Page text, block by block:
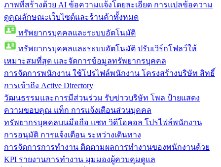
ภาพที่สร้างด้วย AI ข้อความแจ้งโดยละเอียด การแปลข้อความ
ดูคุณลักษณะเว็บไซต์และร้านค้าทั้งหมด
ทรัพยากรบุคคลและระบบอัตโนมัติ
ทรัพยากรบุคคลและระบบอัตโนมัติ ปรับเวิร์กโฟลว์ให้
เหมาะสมที่สุด และจัดการข้อมูลทรัพยากรบุคคล
การจัดการพนักงาน ใช้โปรไฟล์พนักงาน โครงสร้างบริษัท สิทธิ์
การเข้าถึง Active Directory
วัฒนธรรมและการมีส่วนร่วม รับข่าวบริษัท โพล ป้ายแสดง
ความขอบคุณ แท็ก การแจ้งเตือนส่วนบุคคล
ทรัพยากรบุคคลบนมือถือ แชท วิดีโอคอล โปรไฟล์พนักงาน
การอนุมัติ การแจ้งเตือน ระหว่างเดินทาง
การจัดการการทำงาน ติดตามผลการทำงานของพนักงานด้วย
KPI รายงานการทำงาน มุมมองผู้ควบคุมดูแล